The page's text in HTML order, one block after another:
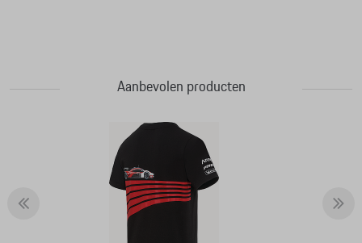
Aanbevolen producten